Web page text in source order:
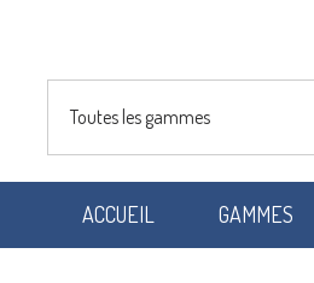
Toutes les gammes
ACCUEIL GAMMES